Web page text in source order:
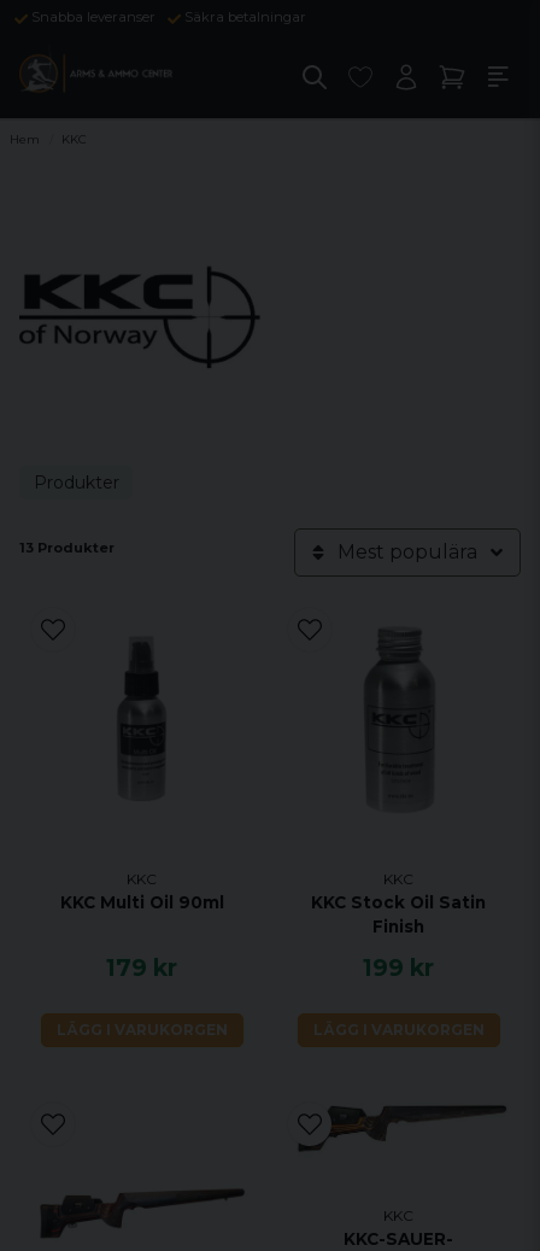
Snabba leveranser Säkra betalningar
Hem KKC
Produkter
13 Produkter Mest populära
KKC
KKC Multi Oil 90ml
179 kr
LÄGG I VARUKORGEN
KKC
KKC Stock Oil Satin
Finish
199 kr
LÄGG I VARUKORGEN
KKC
KKC-SAUER-